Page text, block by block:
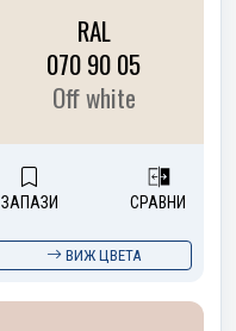
RAL
070 90 05
Off white
ЗАПАЗИ СРАВНИ
ВИЖ ЦВЕТА